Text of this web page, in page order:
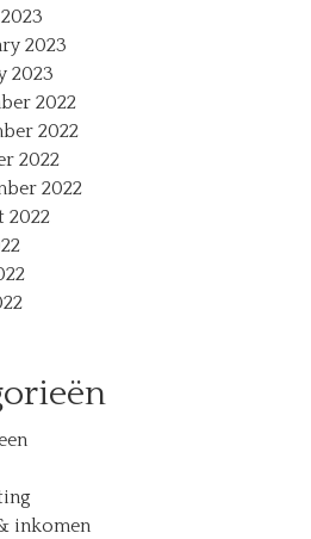
2023
2023
2022
2022
2022
2022
2022
inkomen